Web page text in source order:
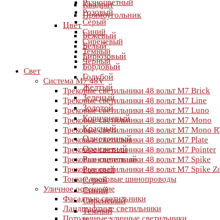
Разноцветный
Розовый
Серый
Синий
Сиреневый
Темный
Черный
Свет
Система M7 48V
Трековые светильники 48 вольт M7 Brick
Трековые светильники 48 вольт M7 Line
Трековые светильники 48 вольт M7 Luno
Трековые светильники 48 вольт M7 Mono
Трековые светильники 48 вольт M7 Mono
Трековые светильники 48 вольт M7 Plate
Трековые светильники 48 вольт M7 Pointer
Трековые светильники 48 вольт M7 Spike
Трековые светильники 48 вольт M7 Spike
Тонкие трековые шинопроводы
Уличное освещение
Фасадные светильники
Ландшафтные светильники
Квадрат
Прямоугольник
Цвет
Бежевый
Белый
Бирюзовый
Бордовый
Голубой
Желтый
Зеленый
Золотой
Коричневый
Красный
Однотонный
Оранжевый
Разноцветный
Розовый
Серый
Синий
Сиреневый
Темный